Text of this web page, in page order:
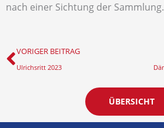
nach einer Sichtung der Sammlung.
Zurück
VORIGER BEITRAG
Ulrichsritt 2023
ÜBERSICHT